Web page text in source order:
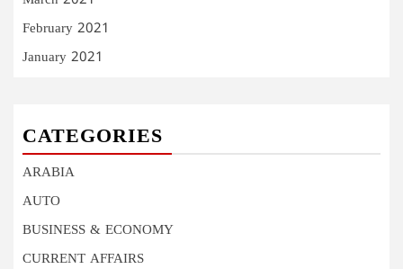
February 2021
January 2021
CATEGORIES
ARABIA
AUTO
BUSINESS & ECONOMY
CURRENT AFFAIRS